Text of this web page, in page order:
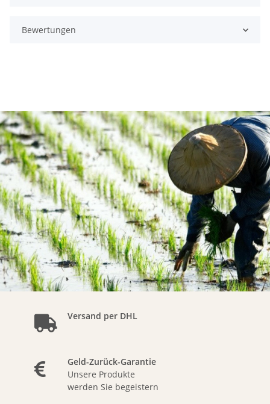
Bewertungen
Versand per DHL
Geld-Zurück-Garantie
Unsere Produkte
werden Sie begeistern